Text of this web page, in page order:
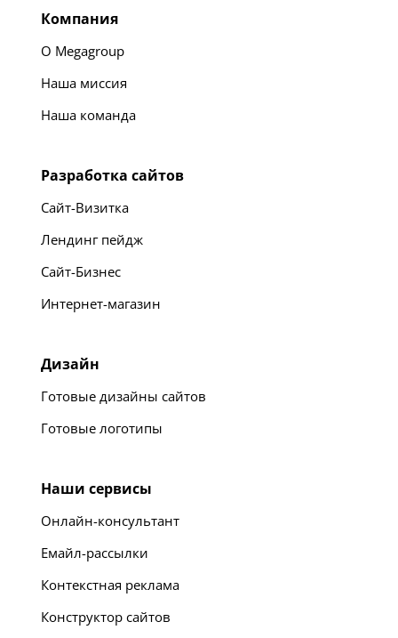
Компания
О Megagroup
Наша миссия
Наша команда
Разработка сайтов
Сайт-Визитка
Лендинг пейдж
Сайт-Бизнес
Интернет-магазин
Дизайн
Готовые дизайны сайтов
Готовые логотипы
Наши сервисы
Онлайн-консультант
Емайл-рассылки
Контекстная реклама
Конструктор сайтов